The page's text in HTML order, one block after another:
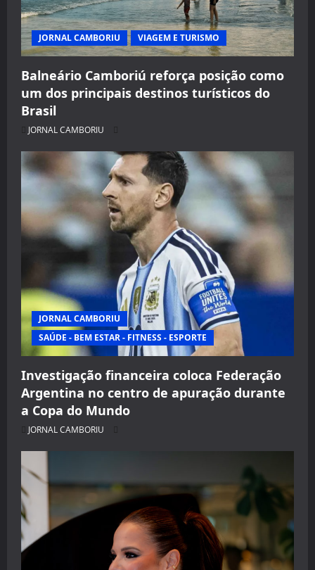
JORNAL CAMBORIU VIAGEM E TURISMO
Balneário Camboriú reforça posição como
um dos principais destinos turísticos do
Brasil
JORNAL CAMBORIU
JORNAL CAMBORIU
SAÚDE - BEM ESTAR - FITNESS - ESPORTE
Investigação financeira coloca Federação
Argentina no centro de apuração durante
a Copa do Mundo
JORNAL CAMBORIU